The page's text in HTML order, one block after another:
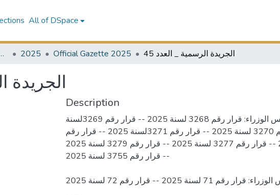
All of DSpace
Supplement 2025 Official Gazette 2025 الجريدة الرسمية _ العدد 45
الجريدة
Description
قرارات رئيس مجلس الوزراء: قرار رقم 3268 لسنة 2025 -- قرار رقم 3269لسنة
2025 -- قرار رقم 3270 لسنة 2025 -- قرار رقم 3271لسنة 2025 -- قرار رقم
3272 لسنة 2025 -- قرار رقم 3277 لسنة 2025 -- قرار رقم 3279 لسنة 2025
-- قرار رقم 3755 لسنة 2025
رقم 71 لسنة 2025 -- قرار رقم 72 لسنة 2025